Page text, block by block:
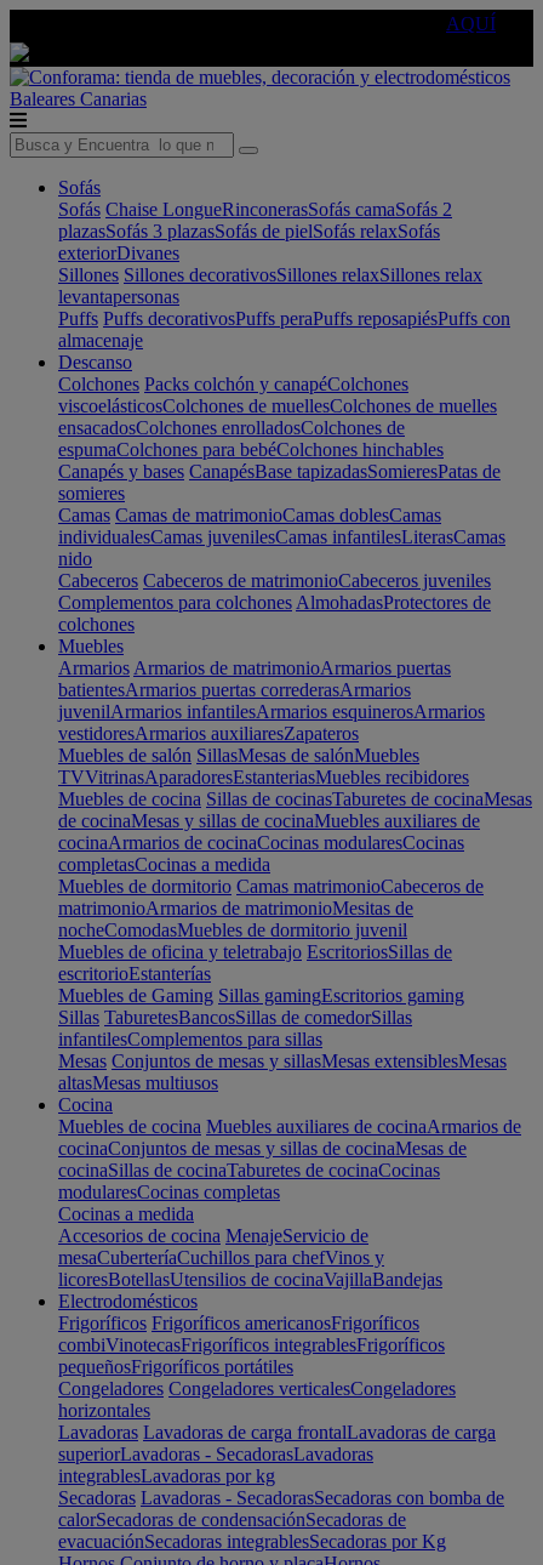
AQUÍ
Baleares Canarias
Sofás
Sofás Chaise LongueRinconerasSofás camaSofás 2
plazasSofás 3 plazasSofás de pielSofás relaxSofás
exteriorDivanes
Sillones Sillones decorativosSillones relaxSillones relax
levantapersonas
Puffs Puffs decorativosPuffs peraPuffs reposapiésPuffs con
almacenaje
Descanso
Colchones Packs colchón y canapéColchones
viscoelásticosColchones de muellesColchones de muelles
ensacadosColchones enrolladosColchones de
espumaColchones para bebéColchones hinchables
Canapés y bases CanapésBase tapizadasSomieresPatas de
somieres
Camas Camas de matrimonioCamas doblesCamas
individualesCamas juvenilesCamas infantilesLiterasCamas
nido
Cabeceros Cabeceros de matrimonioCabeceros juveniles
Complementos para colchones AlmohadasProtectores de
colchones
Muebles
Armarios Armarios de matrimonioArmarios puertas
batientesArmarios puertas correderasArmarios
juvenilArmarios infantilesArmarios esquinerosArmarios
vestidoresArmarios auxiliaresZapateros
Muebles de salón SillasMesas de salónMuebles
TVVitrinasAparadoresEstanteriasMuebles recibidores
Muebles de cocina Sillas de cocinasTaburetes de cocinaMesas
de cocinaMesas y sillas de cocinaMuebles auxiliares de
cocinaArmarios de cocinaCocinas modularesCocinas
completasCocinas a medida
Muebles de dormitorio Camas matrimonioCabeceros de
matrimonioArmarios de matrimonioMesitas de
nocheComodasMuebles de dormitorio juvenil
Muebles de oficina y teletrabajo EscritoriosSillas de
escritorioEstanterías
Muebles de Gaming Sillas gamingEscritorios gaming
Sillas TaburetesBancosSillas de comedorSillas
infantilesComplementos para sillas
Mesas Conjuntos de mesas y sillasMesas extensiblesMesas
altasMesas multiusos
Cocina
Muebles de cocina Muebles auxiliares de cocinaArmarios de
cocinaConjuntos de mesas y sillas de cocinaMesas de
cocinaSillas de cocinaTaburetes de cocinaCocinas
modularesCocinas completas
Cocinas a medida
Accesorios de cocina MenajeServicio de
mesaCuberteríaCuchillos para chefVinos y
licoresBotellasUtensilios de cocinaVajillaBandejas
Electrodomésticos
Frigoríficos Frigoríficos americanosFrigoríficos
combiVinotecasFrigoríficos integrablesFrigoríficos
pequeñosFrigoríficos portátiles
Congeladores Congeladores verticalesCongeladores
horizontales
Lavadoras Lavadoras de carga frontalLavadoras de carga
superiorLavadoras - SecadorasLavadoras
integrablesLavadoras por kg
Secadoras Lavadoras - SecadorasSecadoras con bomba de
calorSecadoras de condensaciónSecadoras de
evacuaciónSecadoras integrablesSecadoras por Kg